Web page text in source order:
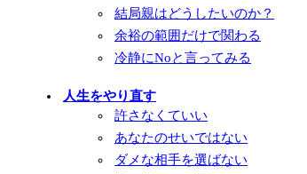
結局親はどうしたいのか？
余裕の範囲だけで関わる
冷静にNoと言ってみる
人生をやり直す
許さなくていい
あなたのせいではない
ダメな相手を選ばない